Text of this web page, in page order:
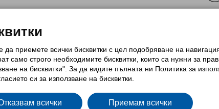
(Cookies)Избор на настройки за използване на бисквитки
Политика за защита на личните данни на ikea.bg
Общи условия на
на програма IKEA Family
приемете всички бисквитки с цел подобряване на
само строго необходимитe бисквитки, които са нужни за
на бисквитки". За да видите пълната ни Политика за
си за използване на бисквитки.
всички Приемам всички